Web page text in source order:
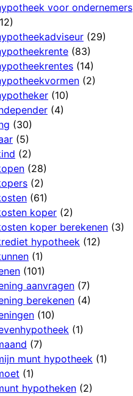
voor ondernemers
(29)
(83)
(14)
(2)
(10)
(4)
(30)
(5)
(2)
(28)
(2)
(61)
koper (2)
koper berekenen (3)
hypotheek (12)
(1)
(101)
aanvragen (7)
berekenen (4)
(10)
(1)
(7)
munt hypotheek (1)
(1)
hypotheken (2)